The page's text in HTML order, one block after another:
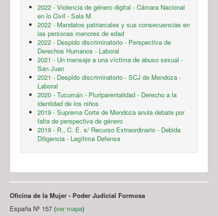
2022 - Violencia de género digital - Cámara Nacional
en lo Civil - Sala M
2022 - Mandatos patriarcales y sus consecuencias en
las personas menores de edad
2022 - Despido discriminatorio - Perspectiva de
Derechos Humanos - Laboral
2021 - Un mensaje a una víctima de abuso sexual -
San Juan
2021 - Despido discriminatorio - SCJ de Mendoza -
Laboral
2020 - Tucumán - Pluriparentalidad - Derecho a la
identidad de los niños
2019 - Suprema Corte de Mendoza anula debate por
falta de perspectiva de género
2019 - R., C. E. s/ Recurso Extraordinario - Debida
Diligencia - Legítima Defensa
Oficina de la Mujer - Poder Judicial Formosa
España Nº 157 (ver mapa)